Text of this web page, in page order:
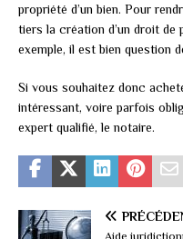
propriété d’un bien. Pour
tiers la création d’un droit de
exemple, il est bien question
Si vous souhaitez donc
intéressant, voire parfois
expert qualifié, le notaire.
Aide